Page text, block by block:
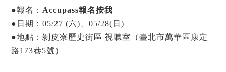
●報名： Accupass報名按我
●日期：05/27 (六)、05/28(日)
●地點：剝皮寮歷史街區 視聽室（臺北市萬華區康定
路173巷5號）